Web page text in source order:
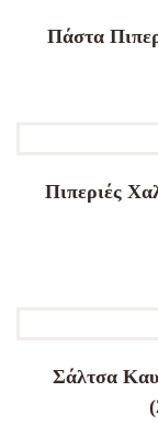
Πάστα
Πιπεριές
Σάλτσα